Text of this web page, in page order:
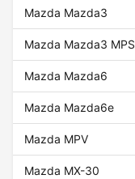
Mazda Mazda3
Mazda Mazda3 MPS
Mazda Mazda6
Mazda Mazda6e
Mazda MPV
Mazda MX-30